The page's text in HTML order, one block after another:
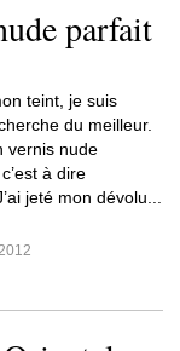
parfait
teint, je suis
du meilleur.
vernis nude
à dire
jeté mon dévolu...